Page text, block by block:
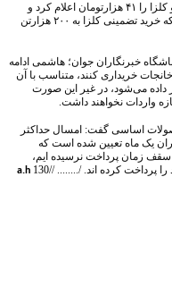
وی قیمت خرید تضمینی هرکیلو کلزا را ۴۱ هزارتومان اعلام کرد و
افزود: امسال هدفگذاری شده که خرید تضمینی کلزا به ۲۰۰ هزارتن
خبرنگاران جوان؛ هاشمی ادامه
خریداری کنند، متناسب با آن
داده می‌شود، در غیر این صورت
واردات نخواهند داشت.
اساسی گفت: امسال حداکثر
یک ماه تعیین شده است که
سقف زمان پرداخت نرسیده ایم،
پرداخت کرده اند. /........ //130
a.h